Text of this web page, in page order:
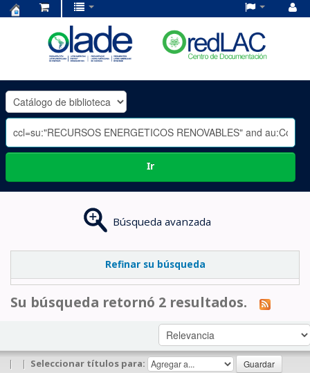
OLADE
-
Ir
Búsqueda avanzada
Refinar su búsqueda
Su búsqueda retornó 2 resultados.
| | Seleccionar títulos para: